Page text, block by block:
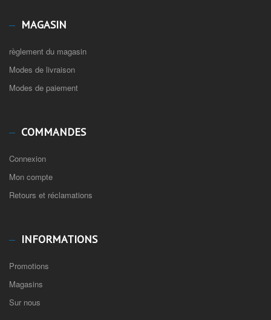
MAGASIN
règlement du magasin
Modes de livraison
Modes de paiement
COMMANDES
Connexion
Mon compte
Retours et réclamations
INFORMATIONS
Promotions
Magasins
Sur nous